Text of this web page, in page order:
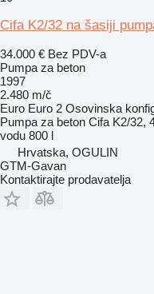
Cifa K2/32 na šasiji
34.000 € Bez PDV-a
Pumpa za beton
1997
2.480 m/č
Euro Euro 2 Osovinska
Pumpa za beton Cifa K2/32,
vodu 800 l
Hrvatska, OGULIN
GTM-Gavan
Kontaktirajte prodavatelja